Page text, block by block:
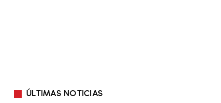
ÚLTIMAS NOTICIAS